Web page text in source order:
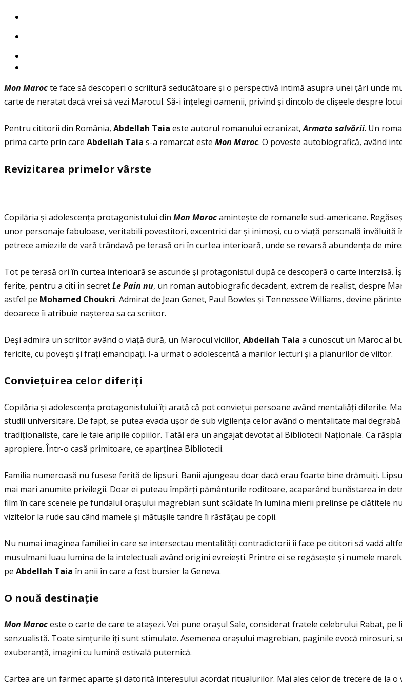
Mon Marocte face să descoperi o scriitură seducătoare și o perspectivă intimă asupra unei ţări unde
carte de neratat dacă vrei să vezi Marocul. Să-i înţelegi oamenii, privind și dincolo de clișeele despre
Pentru cititorii din România, Abdellah Taia este autorul romanului ecranizat,Armata salvării. Un
prima carte prin care Abdellah Taia s-a remarcat este Mon Maroc. O poveste autobiografică, având
Revizitarea primelor vârste
Copilăria și adolescenţa protagonistului din Mon Marocamintește de romanele sud-americane.
unor personaje fabuloase, veritabili povestitori, excentrici dar și inimoși, cu o viaţă personală învăluită
petrece amiezile de vară trândavă pe terasă ori în curtea interioară, unde se revarsă abundenţa de
Tot pe terasă ori în curtea interioară se ascunde și protagonistul după ce descoperă o carte interzisă.
ferite, pentru a citi în secretLe Pain nu, un roman autobiografic decadent, extrem de realist, despre
astfel pe Mohamed Choukri. Admirat de Jean Genet, Paul Bowles și Tennessee Williams, devine
deoarece îi atribuie nașterea sa ca scriitor.
Deși admira un scriitor având o viaţă dură, un Marocul viciilor, Abdellah Taia a cunoscut un Maroc al
fericite, cu povești și fraţi emancipaţi. I-a urmat o adolescentă a marilor lecturi și a planurilor de viitor.
Convieţuirea celor diferiţi
Copilăria și adolescenţa protagonistului îţi arată că pot convieţui persoane având mentaliăţi diferite.
studii universitare. De fapt, se putea evada ușor de sub vigilenţa celor având o mentalitate mai
tradiţionaliste, care le taie aripile copiilor. Tatăl era un angajat devotat al Bibliotecii Naţionale. Ca
apropiere. Într-o casă primitoare, ce aparţinea Bibliotecii.
Familia numeroasă nu fusese ferită de lipsuri. Banii ajungeau doar dacă erau foarte bine drămuiţi.
mai mari anumite privilegii. Doar ei puteau împărţi pământurile roditoare, acaparând bunăstarea în
film în care scenele pe fundalul orașului magrebian sunt scăldate în lumina mierii prelinse pe clătitele
vizitelor la rude sau când mamele și mătușile tandre îi răsfăţau pe copii.
Nu numai imaginea familiei în care se intersectau mentalităţi contradictorii îi face pe cititori să vadă
musulmani luau lumina de la intelectuali având origini evreiești. Printre ei se regăsește și numele
pe Abdellah Taia în anii în care a fost bursier la Geneva.
O nouă destinaţie
Mon Maroceste o carte de care te atașezi. Vei pune orașul Sale, considerat fratele celebrului Rabat,
senzualistă. Toate simţurile îţi sunt stimulate. Asemenea orașului magrebian, paginile evocă
exuberanţă, imagini cu lumină estivală puternică.
Cartea are un farmec aparte și datorită interesului acordat ritualurilor. Mai ales celor de trecere de la